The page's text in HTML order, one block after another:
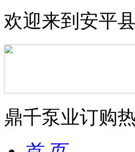
欢迎来到安平
鼎千泵业订购热